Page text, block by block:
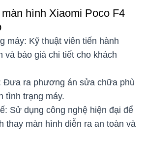
hình Xiaomi Poco F4
máy: Kỹ thuật viên tiến hành
và báo giá chi tiết cho khách
Đưa ra phương án sửa chữa phù
tình trạng máy.
Sử dụng công nghệ hiện đại để
thay màn hình diễn ra an toàn và